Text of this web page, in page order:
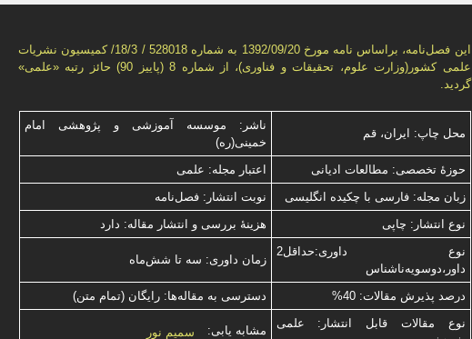
این فصل‌نامه، براساس نامه مورخ 1392/09/20 به شماره 528018 / 18/3/ كمیسیون نشریات
علمی كشور(وزارت علوم، تحقیقات و فناوری)، از شماره 8 (پاییز 90) حائز رتبه «علمی»
گردید.
محل چاپ: ایران، قم
ناشر: موسسه آموزشی و پژوهشی امام
خمینی(ره)
حوزۀ تخصصی: مطالعات ادیانی
اعتبار مجله: علمی
زبان مجله: فارسی با چكیده انگلیسی
نوبت انتشار: فصل‌نامه
نوع انتشار: چاپی
هزینۀ بررسی و انتشار مقاله: دارد
نوع داوری:حداقل2
داور،دوسویه‌ناشناس
زمان داوری: سه تا شش‌ماه
درصد پذیرش مقالات: 40%
دسترسی به مقاله‌ها: رایگان (تمام متن)
نوع مقالات قابل انتشار: علمی
مشابه یابی: سمیم نور